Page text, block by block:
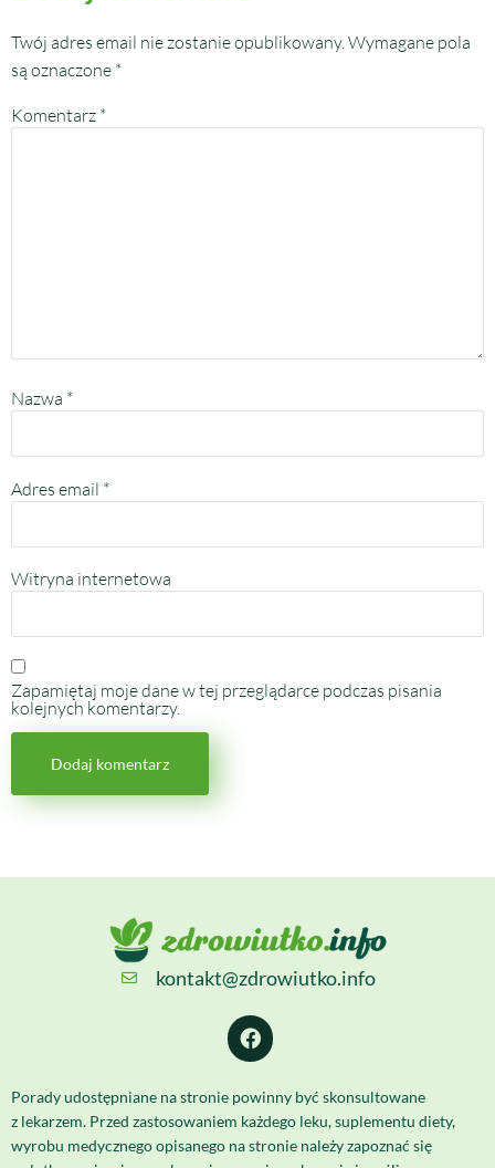
Twój adres email nie zostanie opublikowany. Wymagane pola
są oznaczone *
Komentarz *
Nazwa *
Adres email *
Witryna internetowa
Zapamiętaj moje dane w tej przeglądarce podczas pisania
kolejnych komentarzy.
kontakt@zdrowiutko.info
Porady udostępniane na stronie powinny być skonsultowane
z lekarzem. Przed zastosowaniem każdego leku, suplementu diety,
wyrobu medycznego opisanego na stronie należy zapoznać się